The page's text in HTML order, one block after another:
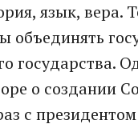
язык, вера.
объединять
государства.
о создании
с